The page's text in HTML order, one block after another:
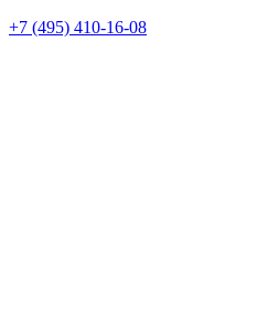
+7 (495) 410-16-08